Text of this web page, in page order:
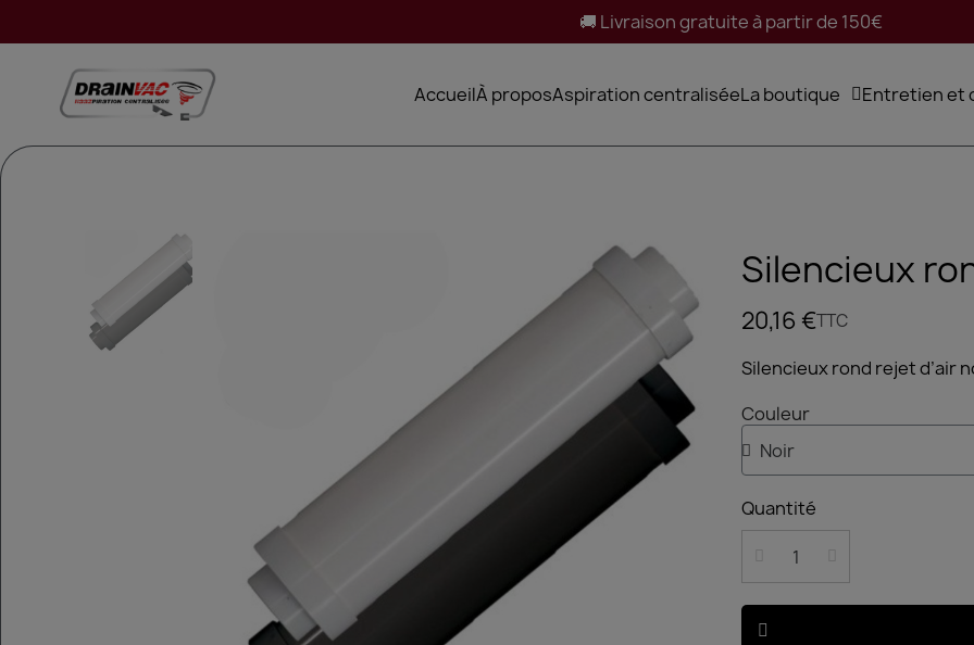
🚚 Livraison gratuite à partir de 150€
AccueilÀ proposAspiration centraliséeLa boutique Entretien et
Silencieux
20,16 €TTC
Silencieux rond rejet d’air
Couleur
Quantité